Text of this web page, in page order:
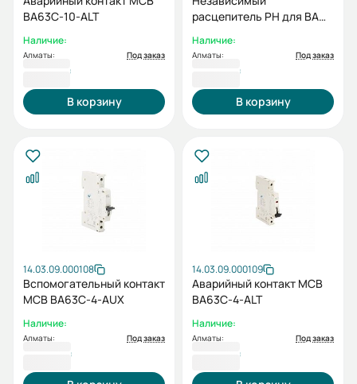
BA63C-10-ALT
Наличие:
Алматы: Под заказ
В корзину
расцепитель РН для ВА
Наличие:
Алматы: Под заказ
В корзину
14.03.09.000108
Вспомогательный контакт
MCB BA63C-4-AUX
Наличие:
Алматы: Под заказ
14.03.09.000109
Аварийный контакт MCB
BA63C-4-ALT
Наличие:
Алматы: Под заказ